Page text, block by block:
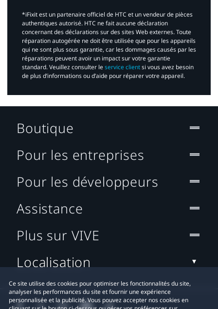
*iFixit est un partenaire officiel de HTC et un vendeur de pièces
authentiques autorisé. HTC ne fait aucune déclaration
concernant des déclarations sur des sites Web externes. Toute
réparation autogérée ne doit être utilisée que pour les appareils
qui ne sont plus sous garantie, car les dommages causés par les
réparations peuvent avoir un impact sur votre garantie
standard. Veuillez consulter leservice clientsi vous avez besoin
de plus d’informations ou d’aide pour réparer votre appareil.​
Ce site utilise des cookies pour optimiser les fonctionnalités du site,
analyser les performances du site et fournir une expérience
personnalisée et la publicité. Vous pouvez accepter nos cookies en
Boutique
Pour les entreprises
Pour les développeurs
Assistance
Plus sur VIVE
Localisation